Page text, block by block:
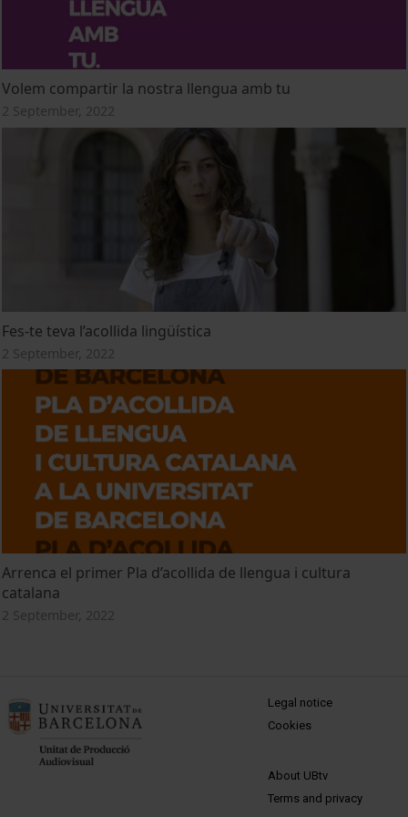
Volem compartir la nostra llengua amb tu
2 September, 2022
Fes-te teva l’acollida lingüística
2 September, 2022
Arrenca el primer Pla d’acollida de llengua i cultura
catalana
2 September, 2022
MENÚ PEU 1
Legal notice
Cookies
PEU 2
About UBtv
Terms and privacy